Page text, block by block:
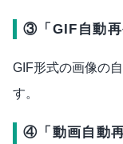
③「GIF自動再
GIF形式の画像の
す。
④「動画自動